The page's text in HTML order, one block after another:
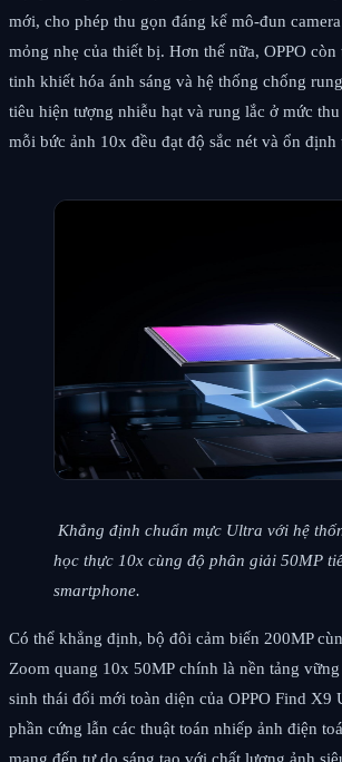
mới, cho phép thu gọn đáng kể mô-đun
mỏng nhẹ của thiết bị. Hơn thế nữa, OPPO
tinh khiết hóa ánh sáng và hệ thống chống
tiêu hiện tượng nhiễu hạt và rung lắc ở mức
mỗi bức ảnh 10x đều đạt độ sắc nét và ổn định
Khẳng định chuẩn mực Ultra với hệ
học thực 10x cùng độ phân giải 50MP
smartphone.
Có thể khẳng định, bộ đôi cảm biến 200MP
Zoom quang 10x 50MP chính là nền tảng vững
sinh thái đổi mới toàn diện của OPPO Find X9
phần cứng lẫn các thuật toán nhiếp ảnh điện